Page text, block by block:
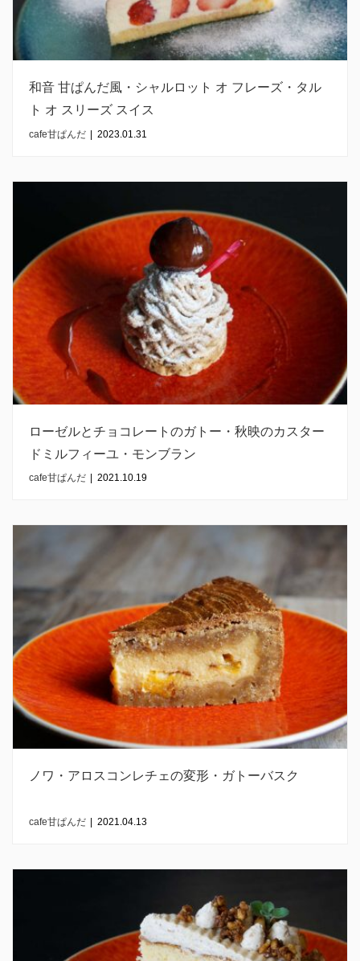
和音 甘ぱんだ風・シャルロット オ フレーズ・タル
ト オ スリーズ スイス
cafe甘ぱんだ | 2023.01.31
ローゼルとチョコレートのガトー・秋映のカスター
ドミルフィーユ・モンブラン
cafe甘ぱんだ 2021.10.19
ノワ・アロスコンレチェの変形・ガトーバスク
cafe甘ぱんだ 2021.04.13